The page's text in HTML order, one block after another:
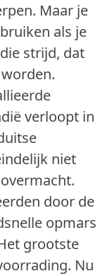
Maar je
als je
strijd, dat
verloopt in
niet
door de
opmars
grootste
Nu